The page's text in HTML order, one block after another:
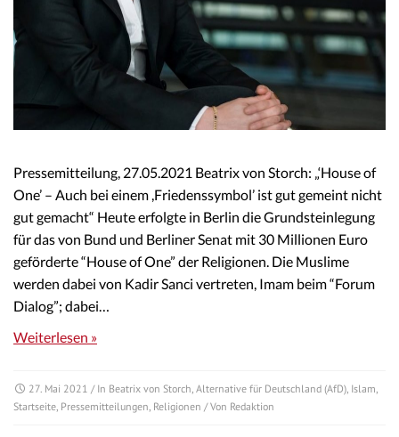
Pressemitteilung, 27.05.2021 Beatrix von Storch: „‘House of
One’ – Auch bei einem ,Friedenssymbol’ ist gut gemeint nicht
gut gemacht“ Heute erfolgte in Berlin die Grundsteinlegung
für das von Bund und Berliner Senat mit 30 Millionen Euro
geförderte “House of One” der Religionen. Die Muslime
werden dabei von Kadir Sanci vertreten, Imam beim “Forum
Dialog”; dabei…
Weiterlesen »
27. Mai 2021 / In Beatrix von Storch, Alternative für Deutschland (AfD), Islam,
Startseite, Pressemitteilungen, Religionen / Von Redaktion